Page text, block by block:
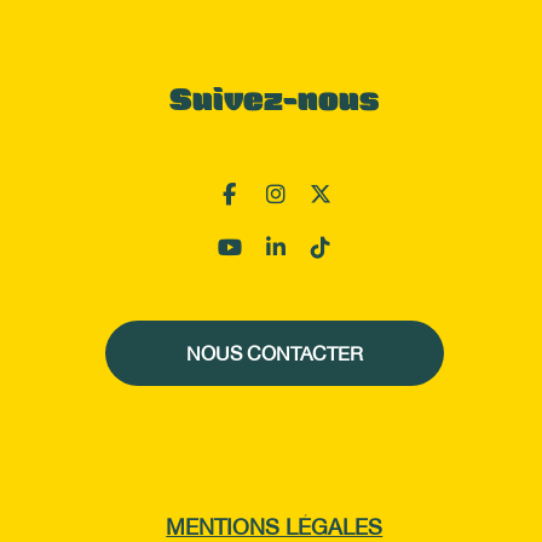
Suivez-nous
NOUS CONTACTER
MENTIONS LÉGALES